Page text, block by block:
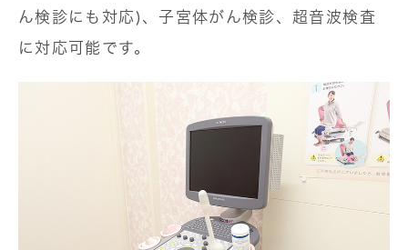
ん検診にも対応)、子宮体がん検診、超音波検査
に対応可能です。